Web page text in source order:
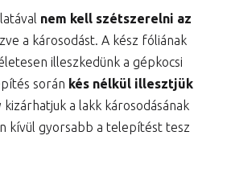
nem kell szétszerelni az
a károsodást. A kész fóliának
illeszkedünk a gépkocsi
során kés nélkül illesztjük
a lakk károsodásának
kívül gyorsabb a telepítést tesz